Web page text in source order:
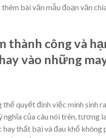
bài văn mẫu đoạn văn
thành công và
vào những
quyết định việc mình sinh
của câu nói trên, tương
thất bại và đau khổ không